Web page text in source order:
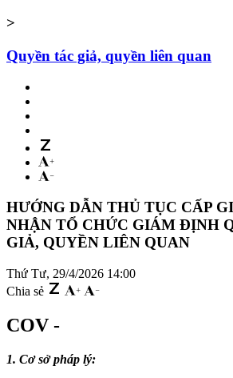
>
Quyền tác giả, quyền liên quan
HƯỚNG DẪN THỦ TỤC CẤP
NHẬN TỔ CHỨC GIÁM ĐỊNH
GIẢ, QUYỀN LIÊN QUAN
Thứ Tư, 29/4/2026 14:00
Chia sẻ
COV -
1. Cơ sở pháp lý: